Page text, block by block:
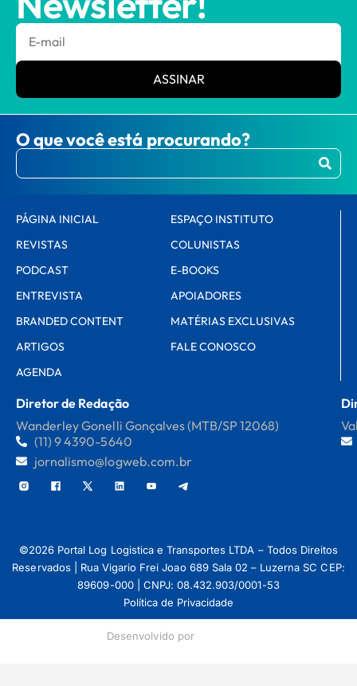
ASSINAR
O que você está procurando?
PÁGINA INICIAL
REVISTAS
PODCAST
ENTREVISTA
BRANDED CONTENT
ARTIGOS
AGENDA
ESPAÇO INSTITUTO
COLUNISTAS
E-BOOKS
APOIADORES
MATÉRIAS EXCLUSIVAS
FALE CONOSCO
Diretor de Redação
Wanderley Gonelli Gonçalves (MTB/SP 12068)
(11) 9 4390-5640
jornalismo@logweb.com.br
©2026 Portal Log Logistica e Transportes LTDA – Todos Direitos
Reservados | Rua Vigario Frei Joao 689 Sala 02 – Luzerna SC CEP:
89609-000 | CNPJ: 08.432.903/0001-53
Política de Privacidade
Desenvolvido por